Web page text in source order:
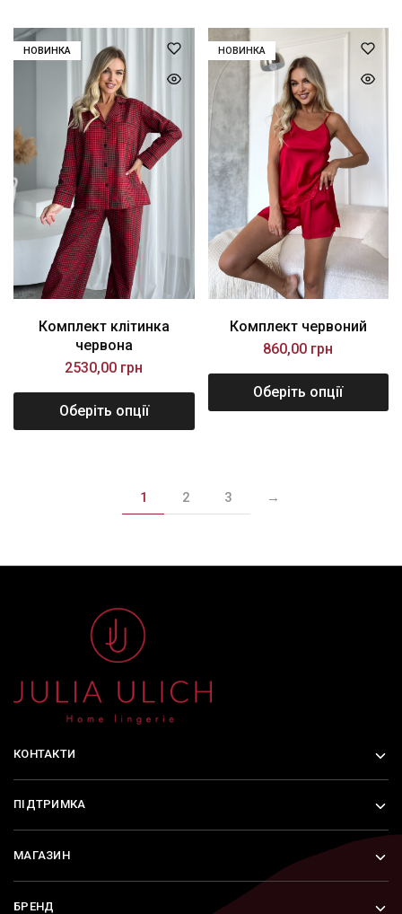
НОВИНКА
Комплект клітинка
червона
2530,00 грн
Оберіть опції
НОВИНКА
Комплект червоний
860,00 грн
Оберіть опції
1 2 3 →
КОНТАКТИ
ПІДТРИМКА
МАГАЗИН
БРЕНД